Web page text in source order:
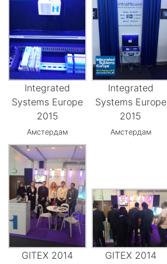
Integrated
Systems Europe
2015
Амстердам
Integrated
Systems Europe
2015
Амстердам
GITEX 2014 GITEX 2014